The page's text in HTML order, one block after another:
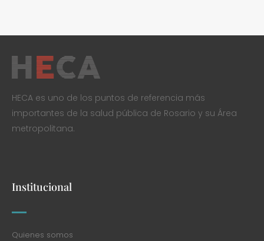
HECA es uno de los puntos de referencia más
importantes de la salud pública de Rosario y su Área
metropolitana.
Institucional
Quienes somos